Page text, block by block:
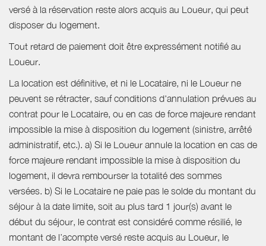
versé à la réservation reste alors acquis au Loueur, qui peut
disposer du logement.
Tout retard de paiement doit être expressément notifié au
Loueur.
La location est définitive, et ni le Locataire, ni le Loueur ne
peuvent se rétracter, sauf conditions d'annulation prévues au
contrat pour le Locataire, ou en cas de force majeure rendant
impossible la mise à disposition du logement (sinistre, arrêté
administratif, etc.). a) Si le Loueur annule la location en cas de
force majeure rendant impossible la mise à disposition du
logement, il devra rembourser la totalité des sommes
versées. b) Si le Locataire ne paie pas le solde du montant du
séjour à la date limite, soit au plus tard 1 jour(s) avant le
début du séjour, le contrat est considéré comme résilié, le
montant de l’acompte versé reste acquis au Loueur, le